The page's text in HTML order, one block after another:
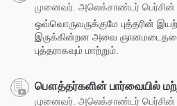
முனைவர். அலெக்சாண்டர் பெர்சின்
ஒவ்வொருவருக்குமே புத்தரின்
இருக்கின்றன அவை
புத்தராகவும் மாற்றும்.
பௌத்தர்களின் பார்வையில்
முனைவர். அலெக்சாண்டர் பெர்சின்